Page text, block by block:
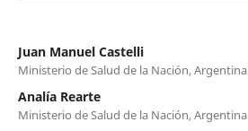
Juan Manuel Castelli
Ministerio de Salud de la Nación, Argentina
Analía Rearte
Ministerio de Salud de la Nación, Argentina